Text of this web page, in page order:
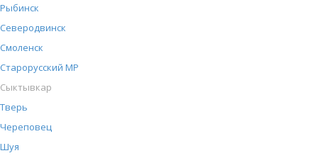
Рыбинск
Северодвинск
Смоленск
Старорусский МР
Сыктывкар
Тверь
Череповец
Шуя